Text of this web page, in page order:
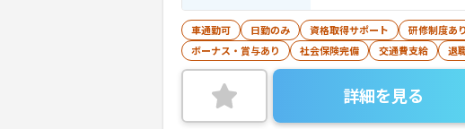
車通勤可 日勤のみ 資格取得サポート 研修制度あり
ボーナス・賞与あり
社会保険完備 交通費支給 退
詳細を見る